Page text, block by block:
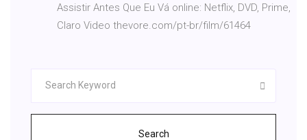
Assistir Antes Que Eu Vá online: Netflix, DVD, Prime,
Claro Video thevore.com/pt-br/film/61464
Search